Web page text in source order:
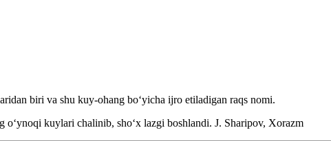
biri va shu kuy-ohang boʻyicha ijro etiladigan raqs nomi.
oʻynoqi kuylari chalinib, shoʻx lazgi boshlandi. J. Sharipov, Xorazm